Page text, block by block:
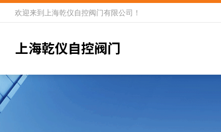
欢迎来到 上海乾仪自控阀门有限公司 ！